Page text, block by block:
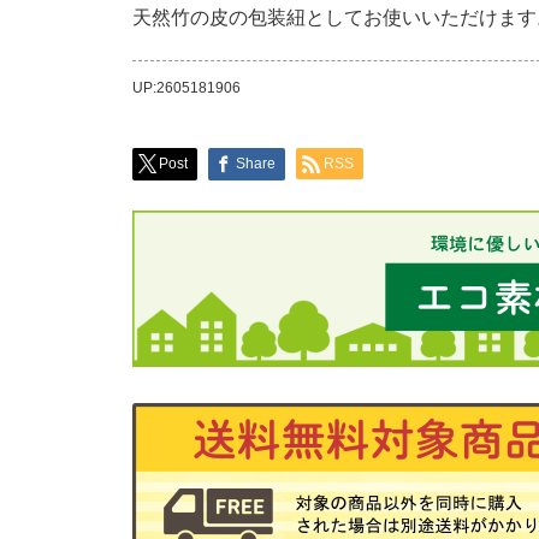
天然竹の皮の包装紐としてお使いいただけま
UP:2605181906
Post Share RSS